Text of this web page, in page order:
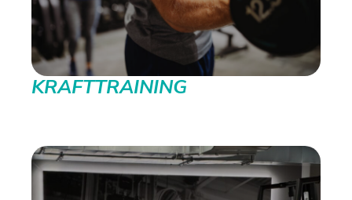
KRAFTTRAINING